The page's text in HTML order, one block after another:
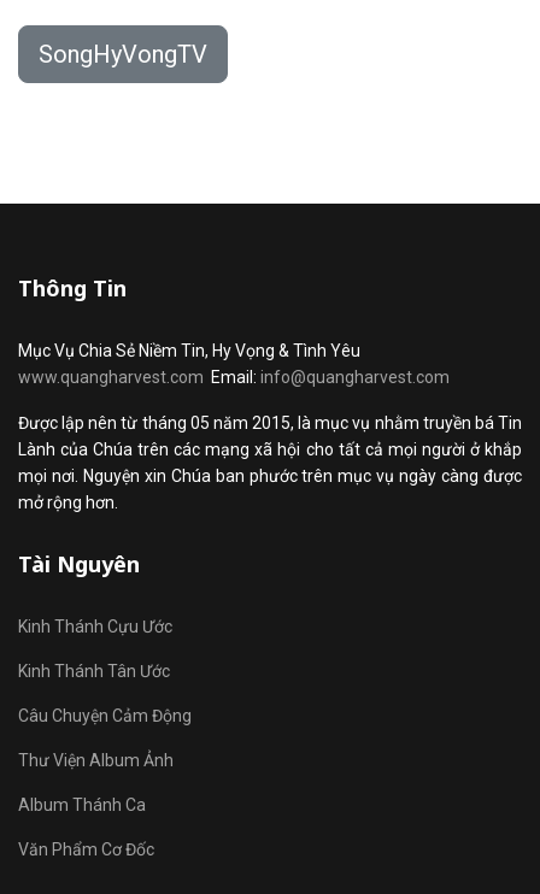
SongHyVongTV
Thông Tin
Mục Vụ Chia Sẻ Niềm Tin, Hy Vọng & Tình Yêu
www.quangharvest.com Email: info@quangharvest.com
Được lập nên từ tháng 05 năm 2015, là mục vụ nhằm truyền bá Tin
Lành của Chúa trên các mạng xã hội cho tất cả mọi người ở khắp
mọi nơi. Nguyện xin Chúa ban phước trên mục vụ ngày càng được
mở rộng hơn.
Tài Nguyên
Kinh Thánh Cựu Ước
Kinh Thánh Tân Ước
Câu Chuyện Cảm Động
Thư Viện Album Ảnh
Album Thánh Ca
Văn Phẩm Cơ Đốc